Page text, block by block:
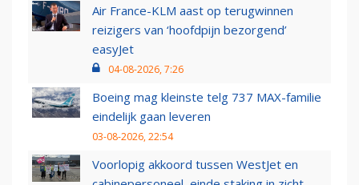
Air France-KLM aast op terugwinnen
reizigers van ‘hoofdpijn bezorgend’
easyJet
04-08-2026, 7:26
Boeing mag kleinste telg 737 MAX-familie
eindelijk gaan leveren
03-08-2026, 22:54
Voorlopig akkoord tussen WestJet en